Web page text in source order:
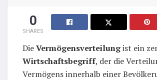
0
SHARES
DieVermögensverteilungist ein
Wirtschaftsbegriff, der die
Vermögens innerhalb einer